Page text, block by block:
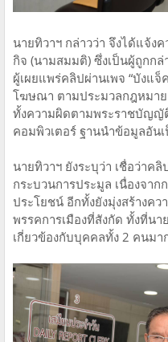
นายทิวาฯ กล่าวว่า จึงได้แจ้ง
กิจ (นามสมมติ) ซึ่งเป็นผู้ถูกกล่
ผู้เผยแพร่คลิปผ่านเพจ “บังแ
โฆษณา ตามประมวลกฎหมา
ทั้งความผิดตามพระราชบัญญั
คอมพิวเตอร์ ฐานนำข้อมูลอัน
นายทิวาฯ ยังระบุว่า เชื่อว่าค
กระบวนการประมูล เนื่องจา
ประโยชน์ อีกทั้งยังมุ่งสร้างค
พรรคการเมืองที่สังกัด ทั้งที่น
เกี่ยวข้องกับบุคคลทั้ง 2 คนมา